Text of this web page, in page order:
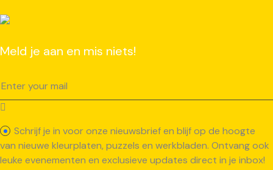
Meld je aan en mis niets!
Schrijf je in voor onze nieuwsbrief en blijf op de hoogte
van nieuwe kleurplaten, puzzels en werkbladen. Ontvang ook
leuke evenementen en exclusieve updates direct in je inbox!